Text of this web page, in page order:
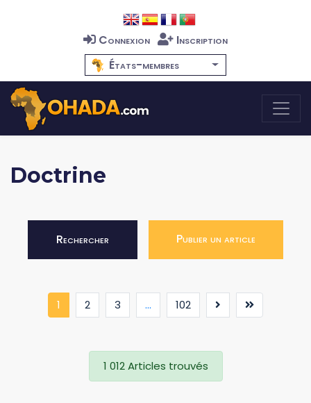
Connexion
Inscription
États-membres
Doctrine
Rechercher Publier un article
1 (current)
2 3 ... 102
1 012 Articles trouvés